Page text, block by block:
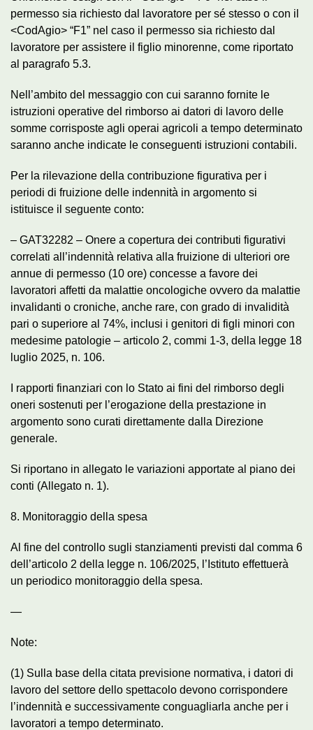
permesso sia richiesto dal lavoratore per sé stesso o con il
<CodAgio> “F1” nel caso il permesso sia richiesto dal
lavoratore per assistere il figlio minorenne, come riportato
al paragrafo 5.3.
Nell’ambito del messaggio con cui saranno fornite le
istruzioni operative del rimborso ai datori di lavoro delle
somme corrisposte agli operai agricoli a tempo determinato
saranno anche indicate le conseguenti istruzioni contabili.
Per la rilevazione della contribuzione figurativa per i
periodi di fruizione delle indennità in argomento si
istituisce il seguente conto:
– GAT32282 – Onere a copertura dei contributi figurativi
correlati all’indennità relativa alla fruizione di ulteriori ore
annue di permesso (10 ore) concesse a favore dei
lavoratori affetti da malattie oncologiche ovvero da malattie
invalidanti o croniche, anche rare, con grado di invalidità
pari o superiore al 74%, inclusi i genitori di figli minori con
medesime patologie – articolo 2, commi 1-3, della legge 18
luglio 2025, n. 106.
I rapporti finanziari con lo Stato ai fini del rimborso degli
oneri sostenuti per l’erogazione della prestazione in
argomento sono curati direttamente dalla Direzione
generale.
Si riportano in allegato le variazioni apportate al piano dei
conti (Allegato n. 1).
8. Monitoraggio della spesa
Al fine del controllo sugli stanziamenti previsti dal comma 6
dell’articolo 2 della legge n. 106/2025, l’Istituto effettuerà
un periodico monitoraggio della spesa.
—
Note:
(1) Sulla base della citata previsione normativa, i datori di
lavoro del settore dello spettacolo devono corrispondere
l’indennità e successivamente conguagliarla anche per i
lavoratori a tempo determinato.